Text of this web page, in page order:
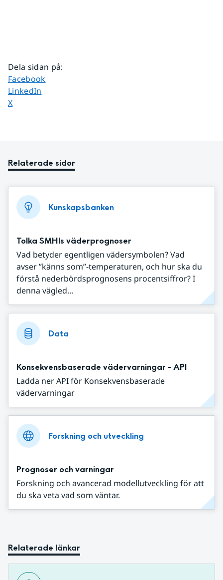
Dela sidan på:
Dela sidan på
Facebook
Dela sidan på
LinkedIn
Dela sidan på
X
Relaterade sidor
Kunskapsbanken
Tolka SMHIs väderprognoser
Vad betyder egentligen vädersymbolen? Vad
avser ”känns som”-temperaturen, och hur ska du
förstå nederbördsprognosens procentsiffror? I
denna vägled...
Data
Konsekvensbaserade vädervarningar - API
Ladda ner API för Konsekvensbaserade
vädervarningar
Forskning och utveckling
Prognoser och varningar
Forskning och avancerad modellutveckling för att
du ska veta vad som väntar.
Relaterade länkar